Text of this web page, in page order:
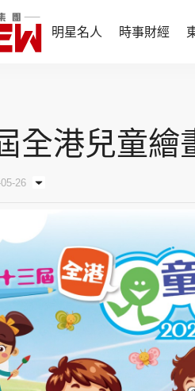
明星名人 時事財經
時事直擊
財經智庫
會員活動
東周JETSO
全港兒童繪
26